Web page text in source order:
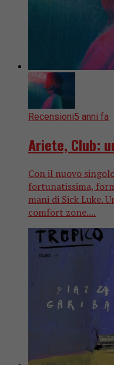
Recensioni5 anni fa
Ariete, Club:
Con il nuovo
fortunatissima,
mani di Sick Luke.
comfort zone....